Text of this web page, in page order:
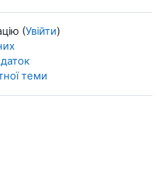
(Увійти)
теми